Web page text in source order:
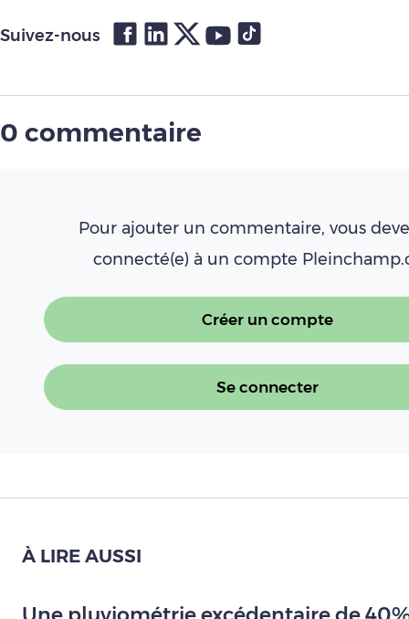
Suivez-nous
0 commentaire
Pour ajouter un commentaire, vous
connecté(e) à un compte
Créer un compte
Se connecter
À LIRE AUSSI